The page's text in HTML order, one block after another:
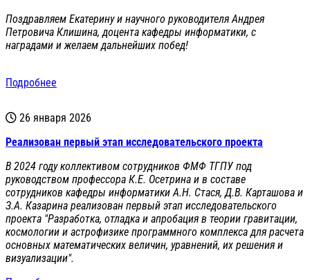
Поздравляем Екатерину и научного руководителя Андрея
Петровича Клишина, доцента кафедры информатики, с
наградами и желаем дальнейших побед!
Подробнее
26 января 2026
Реализован первый этап исследовательского проекта
В 2024 году коллективом сотрудников ФМФ ТГПУ под
руководством профессора К.Е. Осетрина и в составе
сотрудников кафедры информатики А.Н. Стася, Д.В. Карташова и
З.А. Казарина реализован первый этап исследовательского
проекта "Разработка, отладка и апробация в теории гравитации,
космологии и астрофизике программного комплекса для расчета
основных математических величин, уравнений, их решения и
визуализации".